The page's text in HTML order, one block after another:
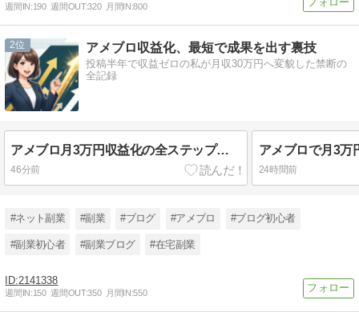
週間IN:190 週間OUT:320 月間IN:800
2 アメブロ収益化、最短で成果を出す裏技
投稿半年で収益ゼロの私が月収30万円へ変貌した禁断の
全記録
アメブロ月3万円収益化の全ステップ！失敗から学ぶロードマップ
46分前 24時間前
#ネット副業 #副業 #ブログ #アメブロ #ブログ初心者
#副業初心者 #副業ブログ #在宅副業
2141338
週間IN:150 週間OUT:350 月間IN:550